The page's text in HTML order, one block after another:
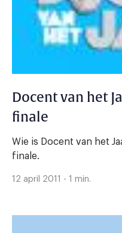
Docent van het
finale
Wie is Docent van het
finale.
12 april 2011 - 1 min.